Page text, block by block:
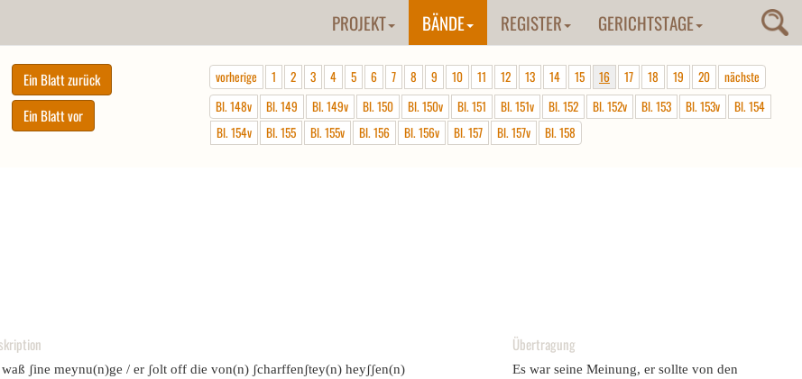
PROJEKT BÄNDE REGISTER GERICHTSTAGE
vorherige 1 2 3 4 5 6 7 8 9 10 11 12 13 14 15 16 17 18 19 20
nächste
Bl. 148v
Bl. 149 Bl. 149v Bl. 150 Bl. 150v Bl. 151 Bl. 151v Bl. 152 Bl. 152v Bl. 153 Bl. 153v
Bl. 154
Bl. 154v
Bl. 155 Bl. 155v Bl. 156 Bl. 156v Bl. 157 Bl. 157v Bl. 158
ʃine meynu(n)ge / er ʃolt off die von(n) ʃcharffenʃtey(n) heyʃʃen(n)
Übertragung
Es war seine Meinung, er sollte von den